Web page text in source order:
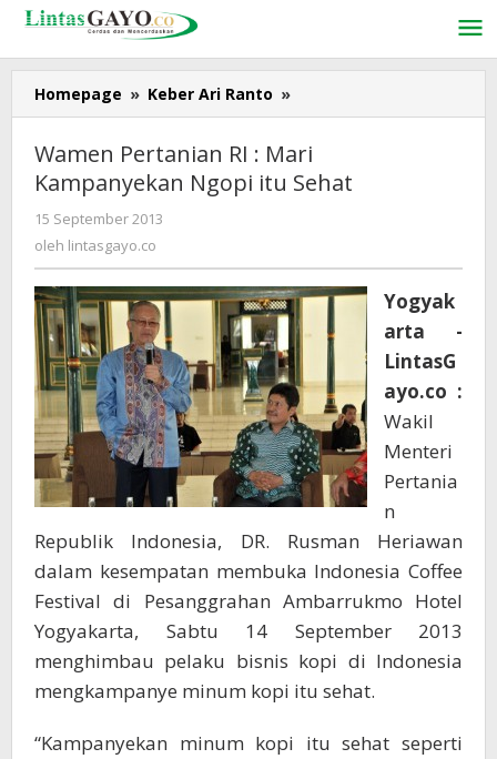
Lewati
konten
Homepage » Keber Ari Ranto »
Pertanian
:
Mari
Wamen Pertanian RI : Mari
Kampanyekan Ngopi itu Sehat
15 September 2013
oleh lintasgayo.co
Yogyak
arta -
LintasG
ayo.co :
Wakil
Menteri
Pertania
n
Republik Indonesia, DR. Rusman Heriawan
dalam kesempatan membuka Indonesia Coffee
Festival di Pesanggrahan Ambarrukmo Hotel
Yogyakarta, Sabtu 14 September 2013
menghimbau pelaku bisnis kopi di Indonesia
mengkampanye minum kopi itu sehat.
“Kampanyekan minum kopi itu sehat seperti